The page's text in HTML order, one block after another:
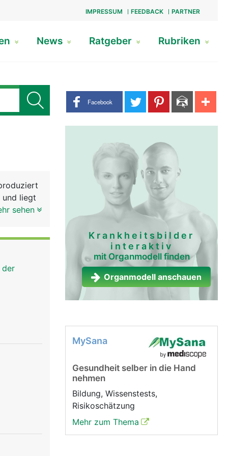
IMPRESSUM FEEDBACK PARTNER
News Ratgeber Rubriken
Share buttons
Facebook
und liegt
mit
sehen
der
Krankheitsbilder
interaktiv
mit Organmodell finden
Organmodell anschauen
MySana
Gesundheit selber in die Hand
nehmen
Bildung, Wissenstests,
Risikoschätzung
Mehr zum Thema